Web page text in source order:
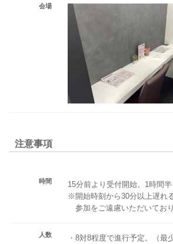
会場
注意事項
時間
15分前より受付開始。1時間半
※開始時刻から30分以上遅れ
参加をご遠慮いただいており
人数
・8対8程度で進行予定。（最